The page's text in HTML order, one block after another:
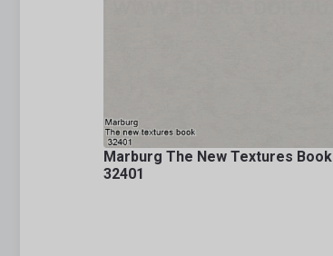
Marburg The New Textures Book
32401